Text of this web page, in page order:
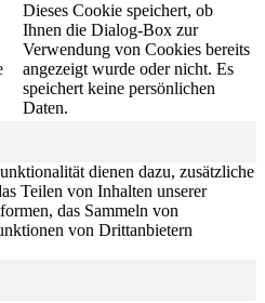
Dieses Cookie speichert, ob
Ihnen die Dialog-Box zur
Verwendung von Cookies bereits
angezeigt wurde oder nicht. Es
speichert keine persönlichen
Daten.
dienen dazu, zusätzliche
Teilen von Inhalten unserer
das Sammeln von
von Drittanbietern